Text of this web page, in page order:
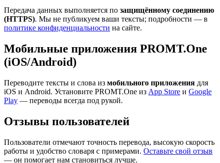
Передача данных выполняется по защищённому соединению
(HTTPS). Мы не публикуем ваши тексты; подробности — в
политике конфиденциальности на сайте.
Мобильные приложения PROMT.One
(iOS/Android)
Переводите тексты и слова из мобильного приложения для
iOS и Android. Установите PROMT.One из App Store и Google
Play — переводы всегда под рукой.
Отзывы пользователей
Пользователи отмечают точность перевода, высокую скорость
работы и удобство словаря с примерами. Оставьте свой отзыв
— он помогает нам становиться лучше.